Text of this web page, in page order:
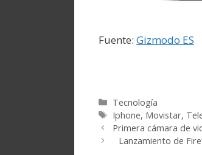
Fuente: Gizmodo ES
Categorías
Tecnología
Etiquetas
Iphone, Movistar,
Primera cámara de
Lanzamiento de